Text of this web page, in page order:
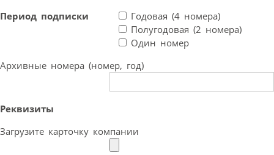
Период подписки
Годовая (4 номера)
Полугодовая (2 номера)
Один номер
Архивные номера (номер, год)
Реквизиты
Загрузите карточку компании